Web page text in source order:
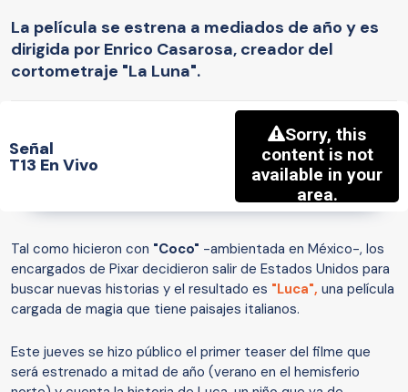
La película se estrena a mediados de año y es
dirigida por Enrico Casarosa, creador del
cortometraje "La Luna".
Señal
T13 En Vivo
Tal como hicieron con "Coco" -ambientada en México-, los
encargados de Pixar decidieron salir de Estados Unidos para
buscar nuevas historias y el resultado es "Luca", una película
cargada de magia que tiene paisajes italianos.
Este jueves se hizo público el primer teaser del filme que
será estrenado a mitad de año (verano en el hemisferio